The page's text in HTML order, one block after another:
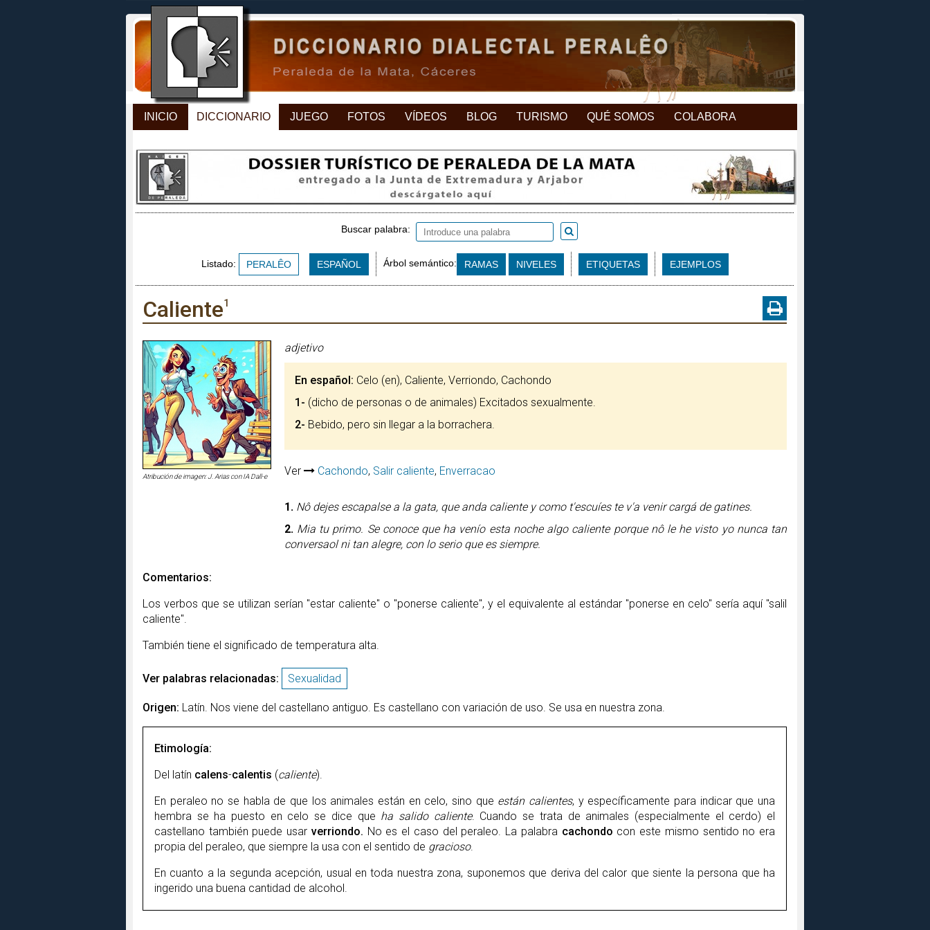
INICIO DICCIONARIO JUEGO FOTOS VÍDEOS BLOG TURISMO QUÉ SOMOS COLABORA
Buscar palabra:
Listado: PERALÊO ESPAÑOL Árbol semántico: RAMAS NIVELES ETIQUETAS EJEMPLOS
Caliente1
Atribución de imagen: J. Arias con IA Dall-e
adjetivo
En español: Celo (en), Caliente, Verriondo, Cachondo
1- (dicho de personas o de animales) Excitados sexualmente.
2- Bebido, pero sin llegar a la borrachera.
Ver Cachondo, Salir caliente, Enverracao
1. Nô dejes escapalse a la gata, que anda caliente y como t'escuíes te v'a venir cargá de gatines.
2. Mia tu primo. Se conoce que ha venío esta noche algo caliente porque nô le he visto yo nunca tan
conversaol ni tan alegre, con lo serio que es siempre.
Comentarios:
Los verbos que se utilizan serían "estar caliente" o "ponerse caliente", y el equivalente al estándar "ponerse en celo" sería aquí "salil
caliente".
También tiene el significado de temperatura alta.
Ver palabras relacionadas: Sexualidad
Origen: Latín. Nos viene del castellano antiguo. Es castellano con variación de uso. Se usa en nuestra zona.
Etimología:
Del latín calens-calentis (caliente).
En peraleo no se habla de que los animales están en celo, sino que están calientes, y específicamente para indicar que una
hembra se ha puesto en celo se dice que ha salido caliente. Cuando se trata de animales (especialmente el cerdo) el
castellano también puede usar verriondo. No es el caso del peraleo. La palabra cachondo con este mismo sentido no era
propia del peraleo, que siempre la usa con el sentido de gracioso.
En cuanto a la segunda acepción, usual en toda nuestra zona, suponemos que deriva del calor que siente la persona que ha
ingerido una buena cantidad de alcohol.